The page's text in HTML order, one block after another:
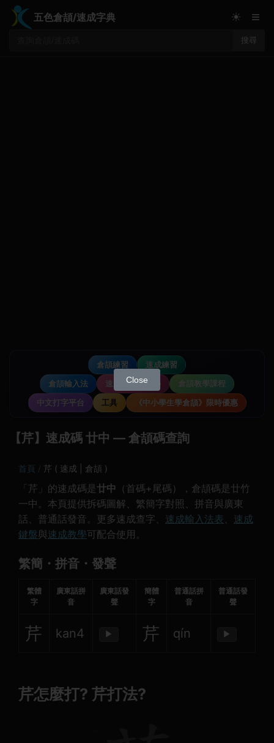
五色倉頡/速成字典
搜尋
☀ ≡
倉頡練習
速成練習
倉頡輸入法
速成輸入法教學
倉頡教學課程
中文打字平台
工具 《中小學生學倉頡》限時優惠
【芹】速成碼 廿中 — 倉頡碼查詢
首頁 芹 ( 速成 | 倉頡 )
「芹」的速成碼是 廿中 （首碼+尾碼），倉頡碼是廿竹
一中。本頁提供拆碼圖解、繁簡字對照、拼音與廣東
話、普通話發音。更多速成查字、 速成輸入法表、 速成
鍵盤與速成教學可配合使用。
繁簡・拼音・發聲
繁體
字
廣東話拼
音
廣東話發
聲
簡體
字
普通話拼
音
普通話發
聲
芹 kan4 ▶ 芹 qín ▶
芹怎麼打? 芹打法?
Close